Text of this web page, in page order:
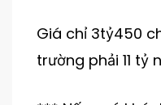
Giá chỉ 3tỷ450
trường phải 11 tỷ